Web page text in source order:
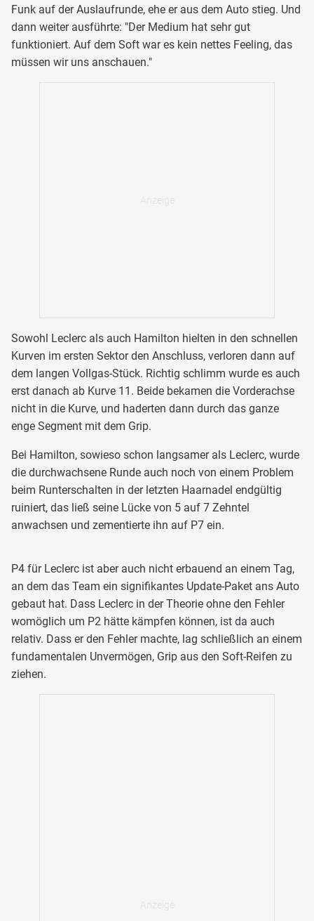
Funk auf der Auslaufrunde, ehe er aus dem Auto stieg. Und
dann weiter ausführte: "Der Medium hat sehr gut
funktioniert. Auf dem Soft war es kein nettes Feeling, das
müssen wir uns anschauen."
Sowohl Leclerc als auch Hamilton hielten in den schnellen
Kurven im ersten Sektor den Anschluss, verloren dann auf
dem langen Vollgas-Stück. Richtig schlimm wurde es auch
erst danach ab Kurve 11. Beide bekamen die Vorderachse
nicht in die Kurve, und haderten dann durch das ganze
enge Segment mit dem Grip.
Bei Hamilton, sowieso schon langsamer als Leclerc, wurde
die durchwachsene Runde auch noch von einem Problem
beim Runterschalten in der letzten Haarnadel endgültig
ruiniert, das ließ seine Lücke von 5 auf 7 Zehntel
anwachsen und zementierte ihn auf P7 ein.
P4 für Leclerc ist aber auch nicht erbauend an einem Tag,
an dem das Team ein signifikantes Update-Paket ans Auto
gebaut hat. Dass Leclerc in der Theorie ohne den Fehler
womöglich um P2 hätte kämpfen können, ist da auch
relativ. Dass er den Fehler machte, lag schließlich an einem
fundamentalen Unvermögen, Grip aus den Soft-Reifen zu
ziehen.